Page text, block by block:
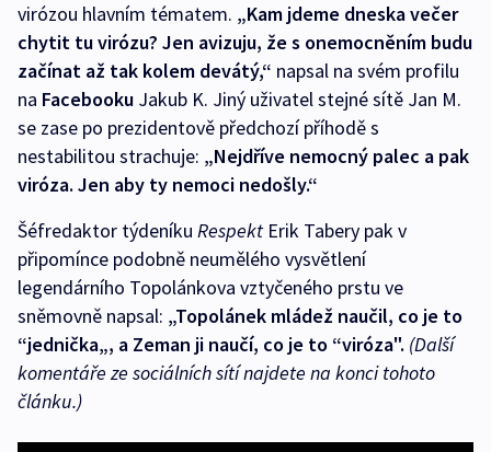
virózou hlavním tématem. „Kam jdeme dneska večer
chytit tu virózu? Jen avizuju, že s onemocněním budu
začínat až tak kolem devátý,“ napsal na svém profilu
na Facebooku Jakub K. Jiný uživatel stejné sítě Jan M.
se zase po prezidentově předchozí příhodě s
nestabilitou strachuje: „Nejdříve nemocný palec a pak
viróza. Jen aby ty nemoci nedošly.“
Šéfredaktor týdeníku Respekt Erik Tabery pak v
připomínce podobně neumělého vysvětlení
legendárního Topolánkova vztyčeného prstu ve
sněmovně napsal: „Topolánek mládež naučil, co je to
“jednička„, a Zeman ji naučí, co je to “viróza". (Další
komentáře ze sociálních sítí najdete na konci tohoto
článku.)